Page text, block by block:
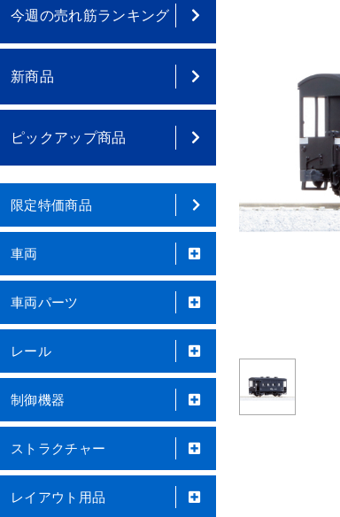
今週の売れ筋ランキング
新商品
ピックアップ商品
限定特価商品
車両
車両パーツ
レール
制御機器
ストラクチャー
レイアウト用品